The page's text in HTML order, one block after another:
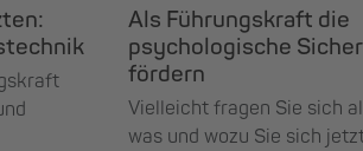
Als Führungskraft die
psychologische
fördern
Vielleicht fragen Sie sich
was und wozu Sie sich